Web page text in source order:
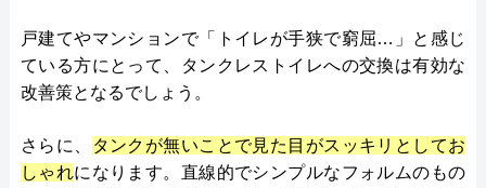
戸建てやマンションで「トイレが手狭で窮屈…」と感じ
ている方にとって、タンクレストイレへの交換は有効な
改善策となるでしょう。
さらに、
タンクが無いことで見た目がスッキリとしてお
しゃれになります。直線的でシンプルなフォルムのもの